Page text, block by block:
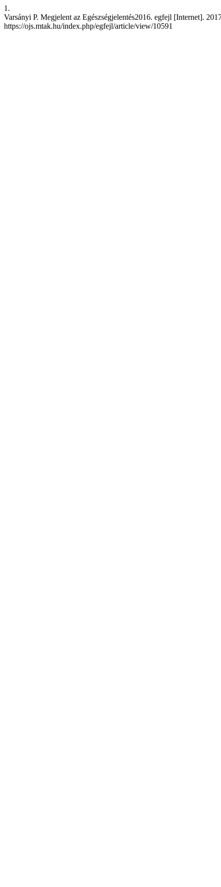
1.
Varsányi P. Megjelent az Egészségjelentés2016. egfejl [Internet].
https://ojs.mtak.hu/index.php/egfejl/article/view/10591